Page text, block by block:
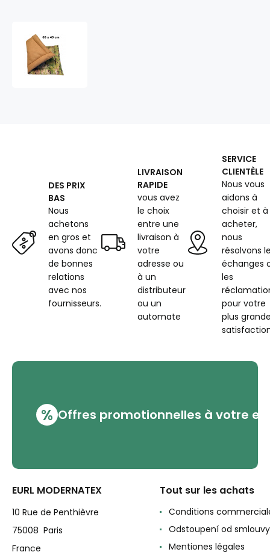
DES PRIX
BAS
Nous
achetons
en gros et
avons donc
de bonnes
relations
avec nos
fournisseurs.
LIVRAISON
RAPIDE
vous avez
le choix
entre une
livraison à
votre
adresse ou
à un
distributeur
ou un
automate
SERVICE
CLIENTÈLE
Nous vous
aidons à
choisir et à
acheter,
nous
résolvons
échanges
les
pour votre
plus
% Offres promotionnelles à votre
EURL MODERNATEX
10 Rue de Penthièvre
75008 Paris
France
Tout sur les achats
Conditions
Odstoupení od smlouvy
Mentiones légales